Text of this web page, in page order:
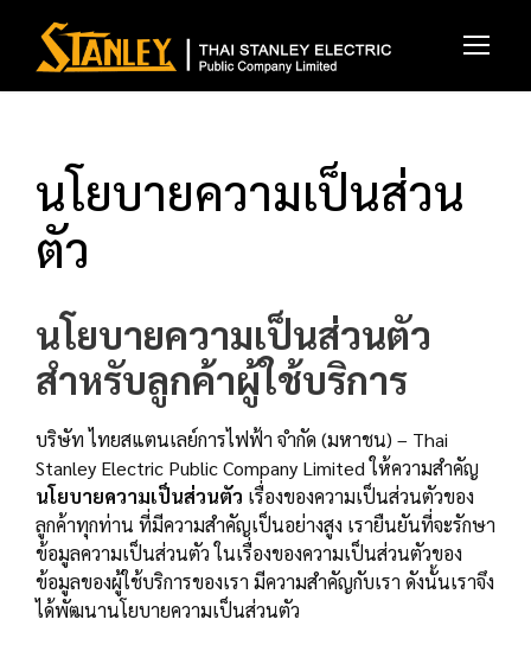
นโยบายความเป็นส่วน
ตัว
นโยบายความเป็นส่วนตัว
สำหรับลูกค้าผู้ใช้บริการ
บริษัท ไทยสแตนเลย์การไฟฟ้า จำกัด (มหาชน) – Thai
Stanley Electric Public Company Limited ให้ความสำคัญ
นโยบายความเป็นส่วนตัว เรื่องของความเป็นส่วนตัวของ
ลูกค้าทุกท่าน ที่มีความสำคัญเป็นอย่างสูง เรายืนยันที่จะรักษา
ข้อมูลความเป็นส่วนตัว ในเรื่องของความเป็นส่วนตัวของ
ข้อมูลของผู้ใช้บริการของเรา มีความสำคัญกับเรา ดังนั้นเราจึง
ได้พัฒนานโยบายความเป็นส่วนตัว